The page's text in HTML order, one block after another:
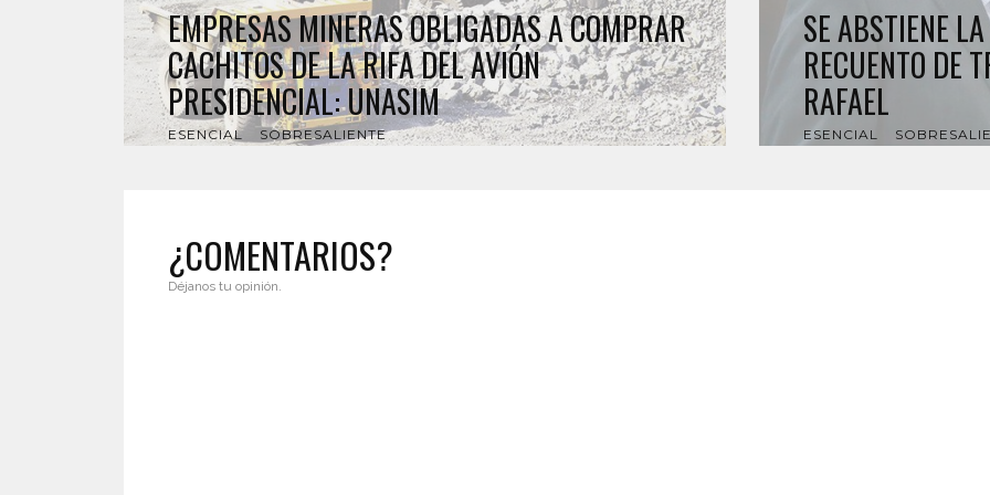
EMPRESAS MINERAS OBLIGADAS A COMPRAR
CACHITOS DE LA RIFA DEL AVIÓN
PRESIDENCIAL: UNASIM
ESENCIAL SOBRESALIENTE
SE ABSTIENE
RECUENTO DE
RAFAEL
ESENCIAL
¿COMENTARIOS?
Déjanos tu opinión.